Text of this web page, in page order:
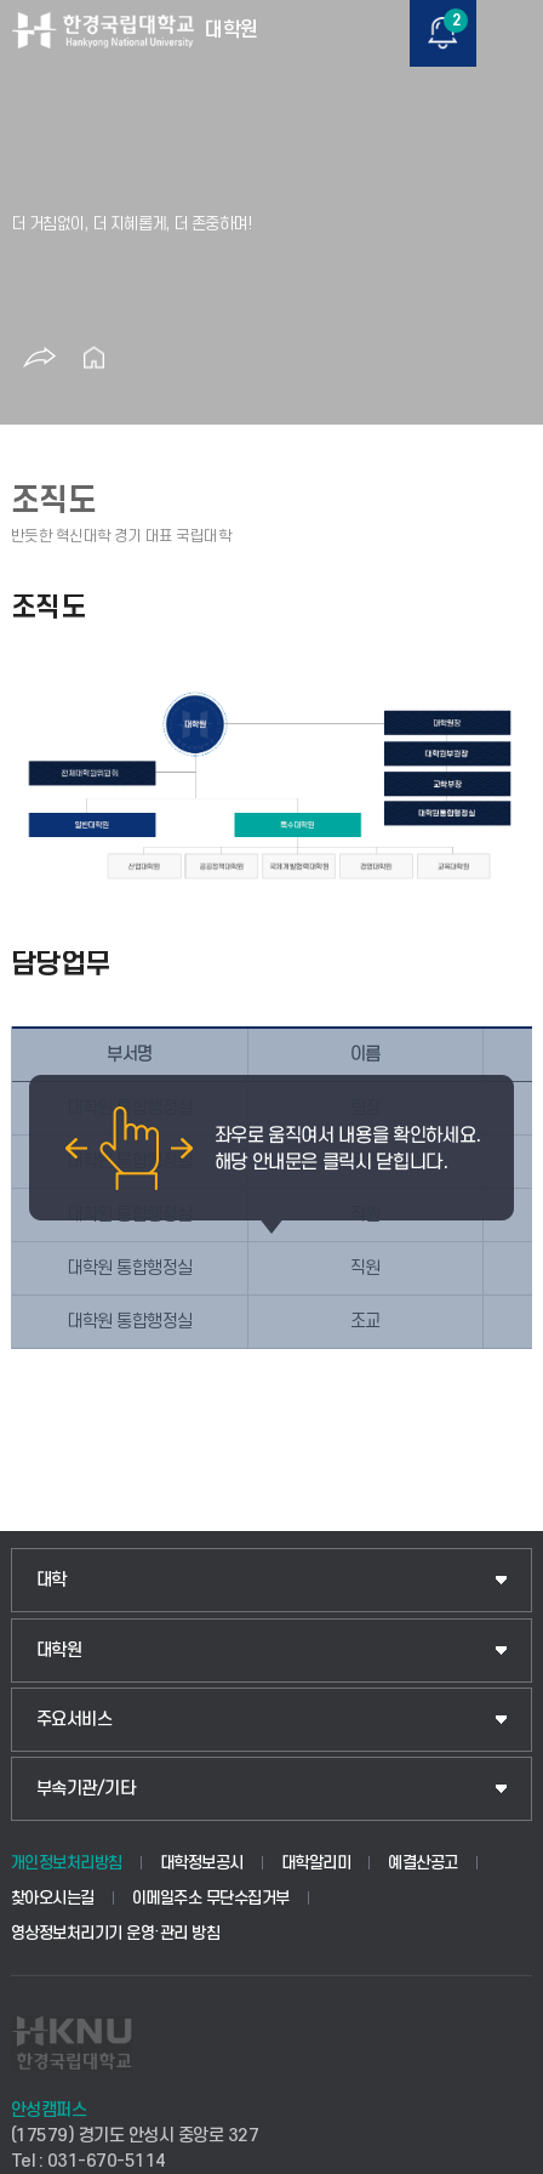
대학원 2
조직도
조직도
담당업무
부서명 이름
대학원 통합행정실
대학원 통합행정실 직원
대학원 통합행정실 직원
대학원 통합행정실 조교
대학
인문융합공공인재학부
법경영학부
생명공학부
사회안전시스템공학부
컴퓨터응용수학부
대학원
일반대학원
산업대학원
공공정책대학원
교육대학원
주요서비스
입학안내
웹메일
학사시스템(전문학사 및 전공심화)
사이버캠퍼스(전문학사 및 전공심화)
시설바로처리서비스
연구실안전관리시스템
부속기관/기타
중앙도서관
학생생활관(안성)
산학협력단
취업지원센터
창업지원센터
개인정보처리방침 대학정보공시 대학알리미
예결산공고
찾아오시는길
이메일주소 무단수집거부
영상정보처리기기 운영·관리 방침
안성캠퍼스
(17579) 경기도 안성시 중앙로 327
Tel : 031-670-5114